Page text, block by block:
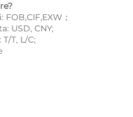
；
USD, CNY;
T, L/C;